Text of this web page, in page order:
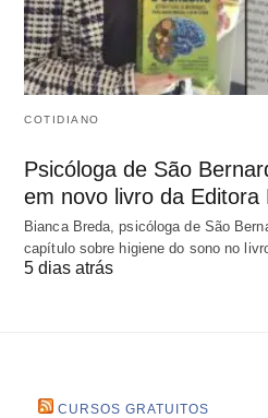
COTIDIANO
Psicóloga de São
em novo livro da Editora
Bianca Breda, psicóloga de São
capítulo sobre higiene do sono no
5 dias atrás
CURSOS GRATUITOS